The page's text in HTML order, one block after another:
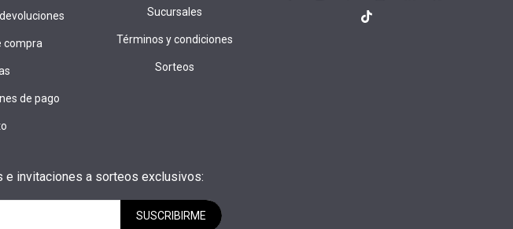
compra
de pago
Sucursales
Términos y condiciones
Sorteos
e invitaciones a sorteos exclusivos:
SUSCRIBIRME
